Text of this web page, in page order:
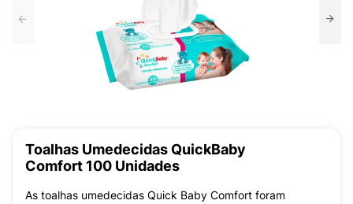
Toalhas Umedecidas QuickBaby
Comfort 100 Unidades
As toalhas umedecidas Quick Baby Comfort foram